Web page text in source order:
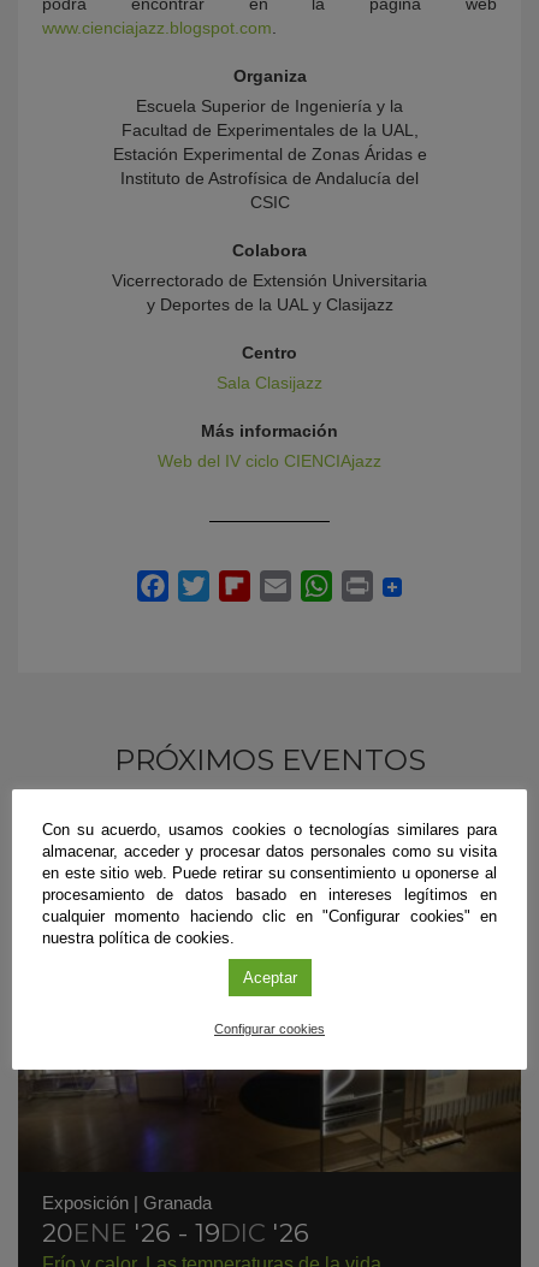
www.cienciajazz.blogspot.com
Organiza
Escuela Superior de Ingeniería y la
Facultad de Experimentales de la UAL,
Estación Experimental de Zonas Áridas e
Instituto de Astrofísica de Andalucía del
CSIC
Colabora
Vicerrectorado de Extensión Universitaria
y Deportes de la UAL y Clasijazz
Centro
Sala Clasijazz
Más información
Web del IV ciclo CIENCIAjazz
PRÓXIMOS EVENTOS
Exposición | Granada
20ENE '26 - 19DIC '26
Con su acuerdo, usamos cookies o tecnologías similares para
almacenar, acceder y procesar datos personales como su visita
en este sitio web. Puede retirar su consentimiento u oponerse al
procesamiento de datos basado en intereses legítimos en
cualquier momento haciendo clic en "Configurar cookies" en
nuestra política de cookies.
Aceptar
Configurar cookies